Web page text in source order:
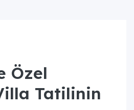
Özel
Tatilinin